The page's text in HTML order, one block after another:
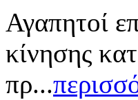
Αγαπητοί
κίνησης
πρ...